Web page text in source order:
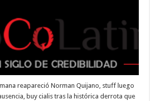
reapareció Norman Quijano, stuff luego
buy cialis tras la histórica derrota que